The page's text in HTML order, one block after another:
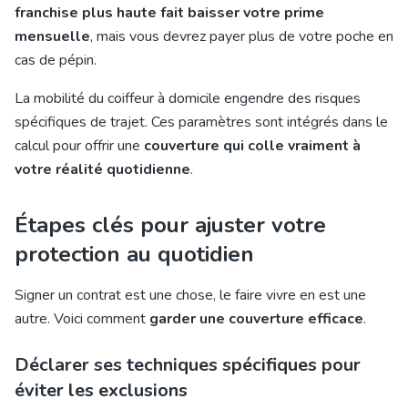
franchise plus haute fait baisser votre prime
mensuelle, mais vous devrez payer plus de votre poche en
cas de pépin.
La mobilité du coiffeur à domicile engendre des risques
spécifiques de trajet. Ces paramètres sont intégrés dans le
calcul pour offrir une couverture qui colle vraiment à
votre réalité quotidienne.
Étapes clés pour ajuster votre
protection au quotidien
Signer un contrat est une chose, le faire vivre en est une
autre. Voici comment garder une couverture efficace.
Déclarer ses techniques spécifiques pour
éviter les exclusions